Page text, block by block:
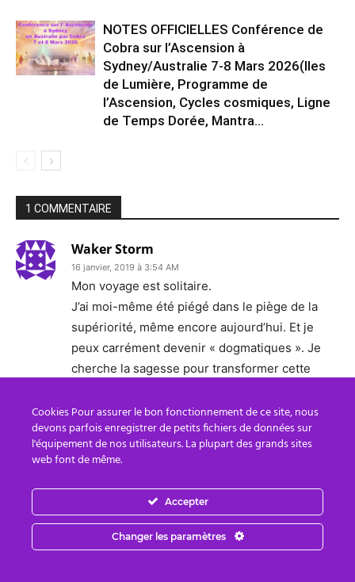
NOTES OFFICIELLES Conférence de
Cobra sur l’Ascension à
Sydney/Australie 7-8 Mars 2026(Iles
de Lumière, Programme de
l’Ascension, Cycles cosmiques, Ligne
de Temps Dorée, Mantra...
1 COMMENTAIRE
Waker Storm
16 janvier, 2019 à 3:54 AM
Mon voyage est solitaire.
J’ai moi-même été piégé dans le piège de la
supériorité, même encore aujourd’hui. Et je
peux carrément devenir « dogmatiques ». Je
cherche la sagesse pour transformer cette
C’est principalement pour cette raison que j’ai
cessé d’essayer de « réveiller » les gens à la
beauté du monde, du floçon de neige, du lever
de transformer l’harmonie que je vois et désire
en dogme.
Pour le moment, c’est très utile pour traverser
les dures épreuves.
Cookies Pour assurer le bon fonctionnement de ce site, nous
devons parfois enregistrer de petits fichiers de données sur
l'équipement de nos utilisateurs. La plupart des grands sites
web font de même.
Accepter
Changer les paramètres